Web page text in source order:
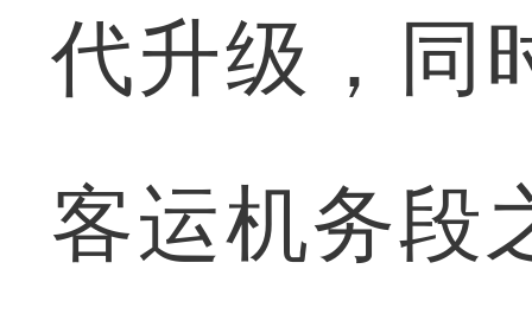
代升级，同
客运机务段